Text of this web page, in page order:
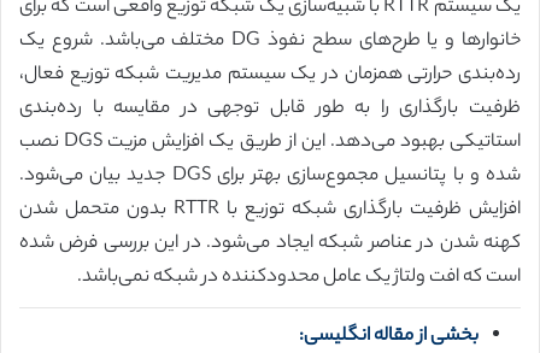
یک سیستم RTTR با شبیه‌سازی یک شبکه توزیع واقعی است که برای
خانوارها و یا طرح‌های سطح نفوذ DG مختلف می‌باشد. شروع یک
رده‌بندی حرارتی همزمان در یک سیستم مدیریت شبکه توزیع فعال،
ظرفیت بارگذاری را به طور قابل توجهی در مقایسه با رده‌بندی
استاتیکی بهبود می‌دهد. این از طریق یک افزایش مزیت DGS نصب
شده و با پتانسیل مجموع‌سازی بهتر برای DGS جدید بیان می‌شود.
افزایش ظرفیت بارگذاری شبکه توزیع با RTTR بدون متحمل شدن
کهنه شدن در عناصر شبکه ایجاد می‌شود. در این بررسی فرض شده
است که افت ولتاژ یک عامل محدودکننده در شبکه نمی‌باشد.
بخشی از مقاله انگلیسی: